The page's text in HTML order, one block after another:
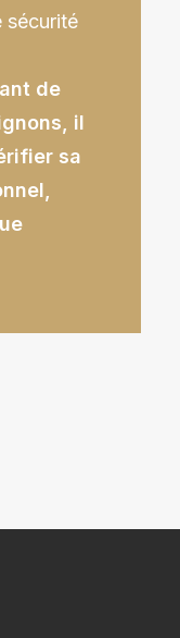
sécurité
de
il
sa